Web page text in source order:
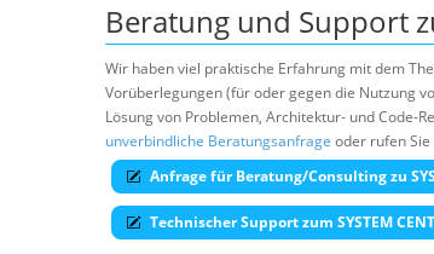
Beratung und Support
Wir haben viel praktische Erfahrung mit dem
Vorüberlegungen (für oder gegen die Nutzung
Lösung von Problemen, Architektur- und Code-
unverbindliche Beratungsanfrage oder rufen
Anfrage für Beratung/Consulting zu
Technischer Support zum SYSTEM